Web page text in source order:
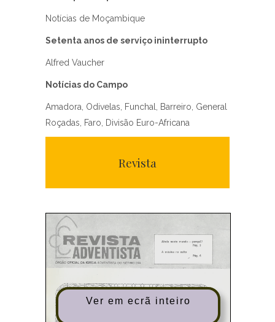
Notícias de Moçambique
Setenta anos de serviço ininterrupto
Alfred Vaucher
Notícias do Campo
Amadora, Odivelas, Funchal, Barreiro, General
Roçadas, Faro, Divisão Euro-Africana
Revista
Ver em ecrã inteiro